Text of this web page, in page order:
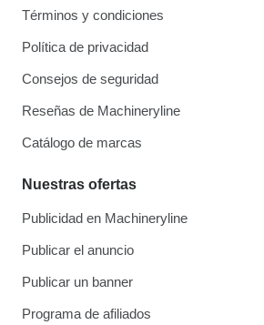
Términos y condiciones
Política de privacidad
Consejos de seguridad
Reseñas de Machineryline
Catálogo de marcas
Nuestras ofertas
Publicidad en Machineryline
Publicar el anuncio
Publicar un banner
Programa de afiliados